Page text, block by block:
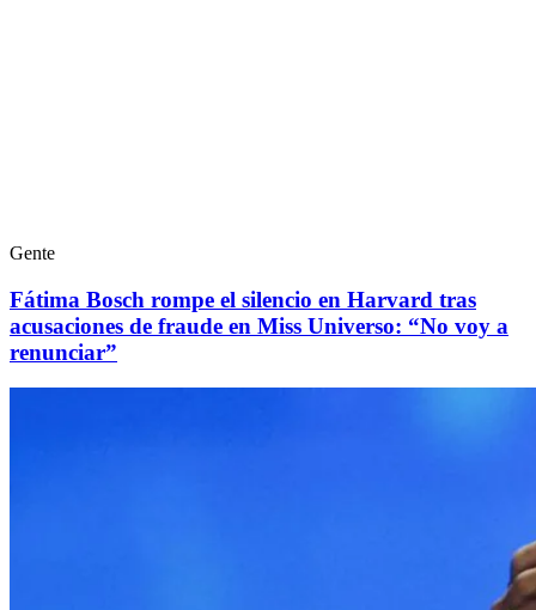
Gente
Fátima Bosch rompe el silencio en Harvard tras
acusaciones de fraude en Miss Universo: “No voy a
renunciar”